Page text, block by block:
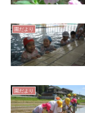
園だより
園だより